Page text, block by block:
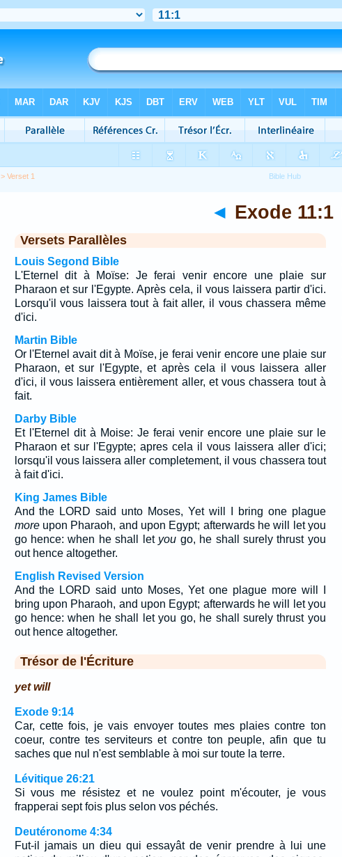
> Verset 1
◄ Exode 11:1
Versets Parallèles
Louis Segond Bible
L'Eternel dit à Moïse: Je ferai venir encore une plaie sur
Pharaon et sur l'Egypte. Après cela, il vous laissera partir d'ici.
Lorsqu'il vous laissera tout à fait aller, il vous chassera même
d'ici.
Martin Bible
Or l'Eternel avait dit à Moïse, je ferai venir encore une plaie sur
Pharaon, et sur l'Egypte, et après cela il vous laissera aller
d'ici, il vous laissera entièrement aller, et vous chassera tout à
fait.
Darby Bible
Et l'Eternel dit à Moise: Je ferai venir encore une plaie sur le
Pharaon et sur l'Egypte; apres cela il vous laissera aller d'ici;
lorsqu'il vous laissera aller completement, il vous chassera tout
à fait d'ici.
King James Bible
And the LORD said unto Moses, Yet will I bring one plague
moreupon Pharaoh, and upon Egypt; afterwards he will let you
go hence: when he shall let you go, he shall surely thrust you
out hence altogether.
English Revised Version
And the LORD said unto Moses, Yet one plague more will I
bring upon Pharaoh, and upon Egypt; afterwards he will let you
go hence: when he shall let you go, he shall surely thrust you
out hence altogether.
Trésor de l'Écriture
yet will
Exode 9:14
Car, cette fois, je vais envoyer toutes mes plaies contre ton
coeur, contre tes serviteurs et contre ton peuple, afin que tu
saches que nul n'est semblable à moi sur toute la terre.
Lévitique 26:21
Si vous me résistez et ne voulez point m'écouter, je vous
frapperai sept fois plus selon vos péchés.
Deutéronome 4:34
Fut-il jamais un dieu qui essayât de venir prendre à lui une